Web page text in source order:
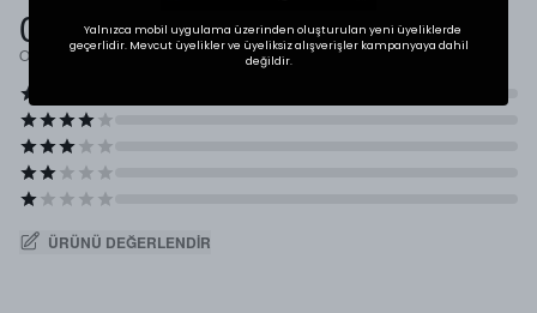
0.0
Ortalama Puan
ÜRÜNÜ DEĞERLENDIR
Yalnızca mobil uygulama üzerinden oluşturulan yeni üyeliklerde
geçerlidir. Mevcut üyelikler ve üyeliksiz alışverişler kampanyaya dahil
değildir.